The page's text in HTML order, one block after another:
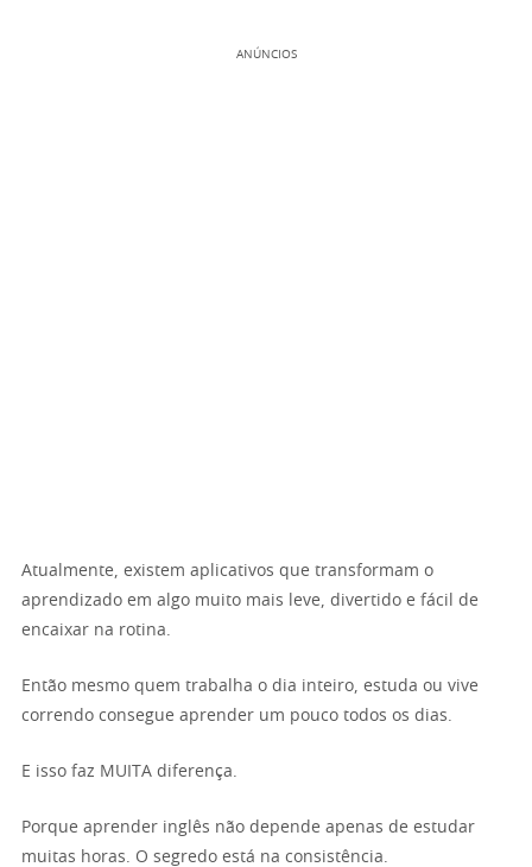
ANÚNCIOS
Atualmente, existem aplicativos que transformam o
aprendizado em algo muito mais leve, divertido e fácil de
encaixar na rotina.
Então mesmo quem trabalha o dia inteiro, estuda ou vive
correndo consegue aprender um pouco todos os dias.
E isso faz MUITA diferença.
Porque aprender inglês não depende apenas de estudar
muitas horas. O segredo está na consistência.